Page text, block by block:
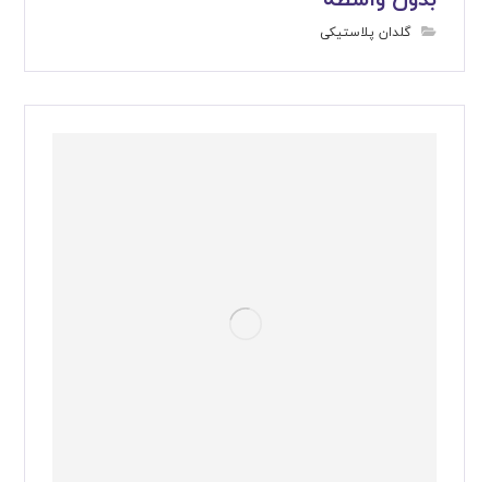
گلدان پلاستیکی